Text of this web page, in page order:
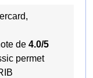
de 4.0/5
permet